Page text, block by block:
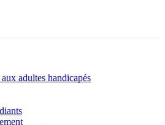
adultes handicapés